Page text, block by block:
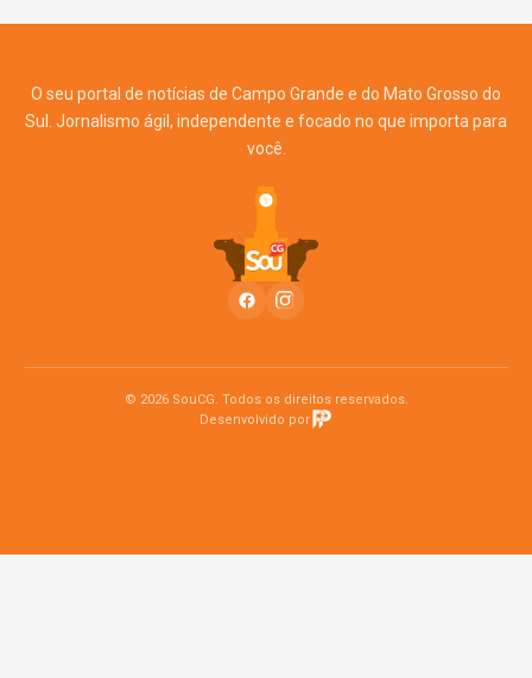
O seu portal de notícias de Campo Grande e do Mato Grosso do
Sul. Jornalismo ágil, independente e focado no que importa para
você.
© 2026 SouCG. Todos os direitos reservados.
Desenvolvido por